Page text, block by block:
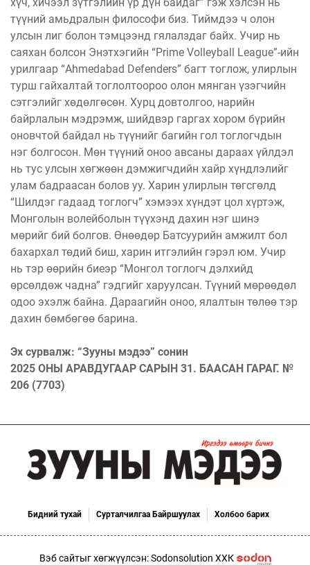
хүч, хичээл зүтгэлийн үр дүн байдаг” гэж хэлсэн нь
түүний амьдралын философи биз. Тиймдээ ч олон
улсын лиг болон тэмцээнд гялалздаг байх. Учир нь
саяхан болсон Энэтхэгийн “Prime Volleyball League”-ийн
урилгаар “Ahmedabad Defenders” багт тоглож, улирлын
турш гайхалтай тоглолтоороо олон мянган үзэгчийн
сэтгэлийг хөдөлгөсөн. Хурц довтолгоо, нарийн
байрлалын мэдрэмж, шийдвэр гаргах хором бүрийн
оновчтой байдал нь түүнийг багийн гол тоглогчдын
нэг болгосон. Мөн түүний оноо авсаны дараах үйлдэл
нь тус улсын хөгжөөн дэмжигчдийн хайр хүндлэлийг
улам бадраасан болов уу. Харин улирлын төгсгөлд
“Шилдэг гадаад тоглогч” хэмээх хүндэт цол хүртэж,
Монголын волейболын түүхэнд дахин нэг шинэ
мөрийг бий болгов. Өнөөдөр Батсуурийн амжилт бол
бахархал төдий биш, харин итгэлийн гэрэл юм. Учир
нь тэр өөрийн биеэр “Монгол тоглогч дэлхийд
өрсөлдөж чадна” гэдгийг харуулсан. Түүний мөрөөдөл
одоо эхэлж байна. Дараагийн оноо, ялалтын төлөө тэр
дахин бөмбөгөө барина.
Эх сурвалж: “Зууны мэдээ” сонин
2025 ОНЫ АРАВДУГААР САРЫН 31. БААСАН ГАРАГ. №
206 (7703)
Бидний тухай Сурталчилгаа Байршуулах Холбоо барих
Вэб сайтыг хөгжүүлсэн: Sodonsolution ХХК